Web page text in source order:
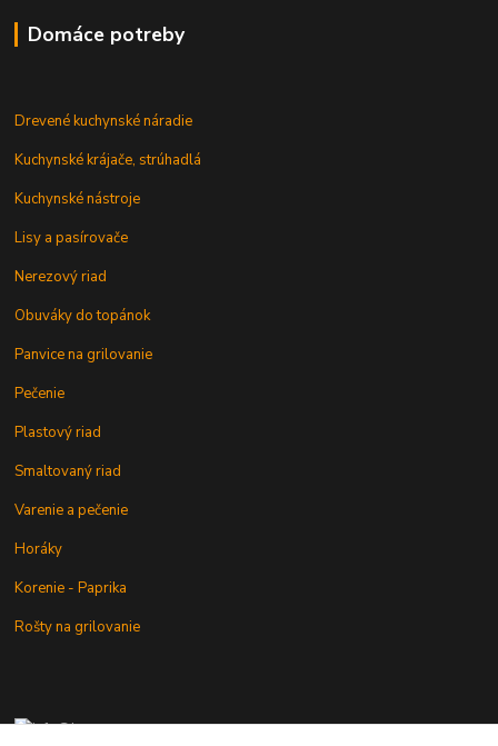
Domáce potreby
Drevené kuchynské náradie
Kuchynské krájače, strúhadlá
Kuchynské nástroje
Lisy a pasírovače
Nerezový riad
Obuváky do topánok
Panvice na grilovanie
Pečenie
Plastový riad
Smaltovaný riad
Varenie a pečenie
Horáky
Korenie - Paprika
Rošty na grilovanie
+421 902 212 007